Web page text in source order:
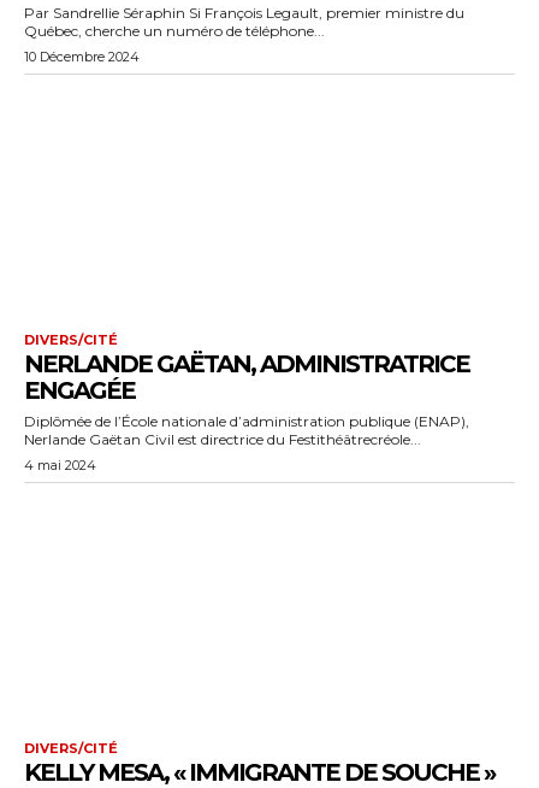
Par Sandrellie Séraphin Si François Legault, premier ministre du
Québec, cherche un numéro de téléphone...
10 Décembre 2024
DIVERS/CITÉ
NERLANDE GAËTAN, ADMINISTRATRICE
ENGAGÉE
Diplômée de l’École nationale d’administration publique (ENAP),
Nerlande Gaëtan Civil est directrice du Festithéâtrecréole...
4 mai 2024
DIVERS/CITÉ
KELLY MESA, « IMMIGRANTE DE SOUCHE »